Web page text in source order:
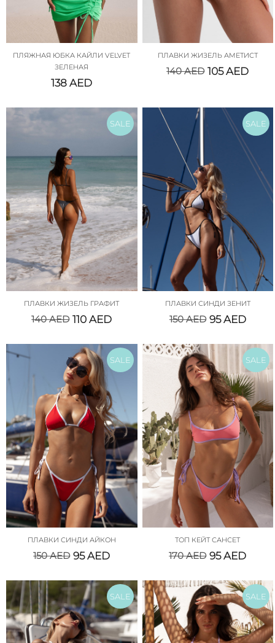
ПЛЯЖНАЯ ЮБКА КАЙЛИ VELVET
ЗЕЛЕНАЯ
138AED
ПЛАВКИ ЖИЗЕЛЬ АМЕТИСТ
140AED 105AED
SALE
ПЛАВКИ ЖИЗЕЛЬ ГРАФИТ
140AED 110AED
SALE
ПЛАВКИ СИНДИ ЗЕНИТ
150AED 95AED
SALE
ПЛАВКИ СИНДИ АЙКОН
150AED 95AED
SALE
ТОП КЕЙТ САНСЕТ
170AED 95AED
SALE SALE